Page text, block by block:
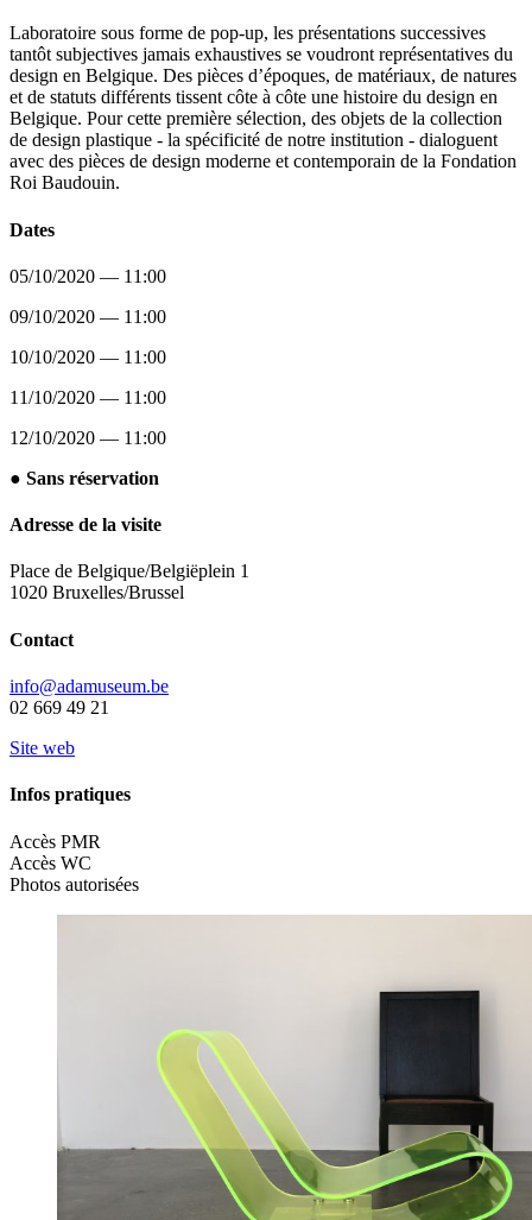
Laboratoire sous forme de pop-up, les présentations successives
tantôt subjectives jamais exhaustives se voudront représentatives du
design en Belgique. Des pièces d’époques, de matériaux, de natures
et de statuts différents tissent côte à côte une histoire du design en
Belgique. Pour cette première sélection, des objets de la collection
de design plastique - la spécificité de notre institution - dialoguent
avec des pièces de design moderne et contemporain de la Fondation
Roi Baudouin.
Dates
05/10/2020 — 11:00
09/10/2020 — 11:00
10/10/2020 — 11:00
11/10/2020 — 11:00
12/10/2020 — 11:00
● Sans réservation
Adresse de la visite
Place de Belgique/Belgiëplein 1
1020 Bruxelles/Brussel
Contact
info@adamuseum.be
02 669 49 21
Site web
Infos pratiques
Accès PMR
Accès WC
Photos autorisées